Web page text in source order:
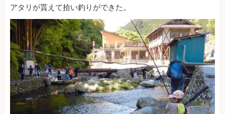
アタリが貰えて拾い釣りができた。